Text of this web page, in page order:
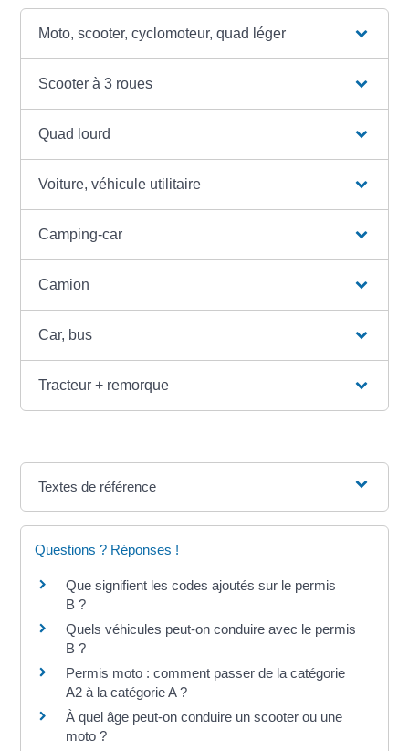
Moto, scooter, cyclomoteur, quad léger
Scooter à 3 roues
Quad lourd
Voiture, véhicule utilitaire
Camping-car
Camion
Car, bus
Tracteur + remorque
Textes de référence
Questions ? Réponses !
Que signifient les codes ajoutés sur le permis
B ?
Quels véhicules peut-on conduire avec le permis
B ?
Permis moto : comment passer de la catégorie
A2 à la catégorie A ?
À quel âge peut-on conduire un scooter ou une
moto ?